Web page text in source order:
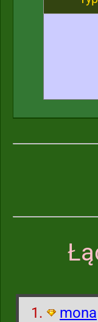
1. mona